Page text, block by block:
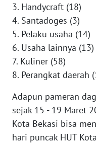
3. Handycraft (18)
4. Santadoges (3)
5. Pelaku usaha (14)
6. Usaha lainnya (13)
7. Kuliner (58)
8. Perangkat daerah
Adapun pameran
sejak 15 - 19 Maret
Kota Bekasi bisa
hari puncak HUT
WN
JAMBI
WN
SULTRA
WN
NTB
SULTENG